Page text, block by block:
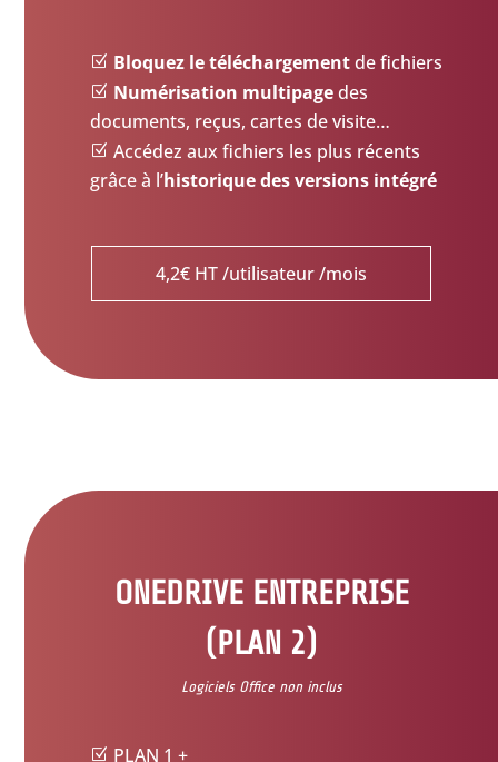
Bloquez le téléchargementde fichiers
Numérisation multipagedes
documents, reçus, cartes de visite…
Accédez aux fichiers les plus récents
grâce à l’historique des versions intégré
4,2€ HT /utilisateur /mois
ONEDRIVE ENTREPRISE
(PLAN 2)
Logiciels Office non inclus
PLAN 1 +